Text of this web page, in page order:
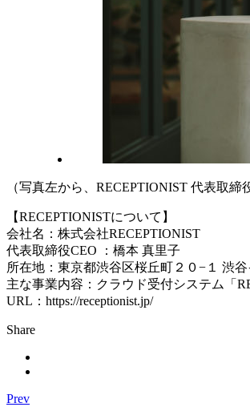
（写真左から、RECEPTIONIST 代表取
【RECEPTIONISTについて】
会社名：株式会社RECEPTIONIST
代表取締役CEO ：橋本 真里子
所在地：東京都渋谷区桜丘町２０−１ 渋
主な事業内容：クラウド受付システム「
URL：https://receptionist.jp/
Share
Prev